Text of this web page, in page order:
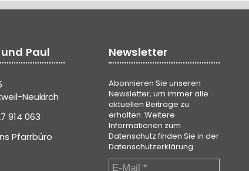
Paul
Neukirch
914 063
Pfarrbüro
Newsletter
Abonnieren Sie unseren
Newsletter, um immer alle
aktuellen Beiträge zu
erhalten. Weitere
Informationen zum
Datenschutz finden Sie in der
Datenschutzerklärung.